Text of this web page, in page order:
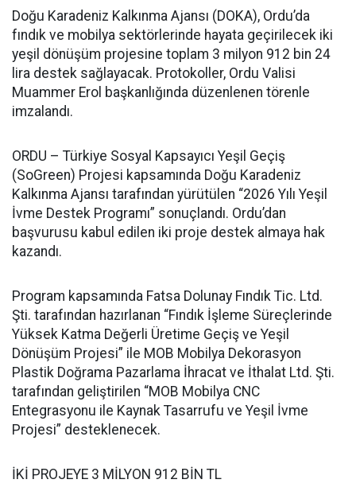
Doğu Karadeniz Kalkınma Ajansı (DOKA), Ordu’da
fındık ve mobilya sektörlerinde hayata geçirilecek iki
yeşil dönüşüm projesine toplam 3 milyon 912 bin 24
lira destek sağlayacak. Protokoller, Ordu Valisi
Muammer Erol başkanlığında düzenlenen törenle
imzalandı.
ORDU – Türkiye Sosyal Kapsayıcı Yeşil Geçiş
(SoGreen) Projesi kapsamında Doğu Karadeniz
Kalkınma Ajansı tarafından yürütülen “2026 Yılı Yeşil
İvme Destek Programı” sonuçlandı. Ordu’dan
başvurusu kabul edilen iki proje destek almaya hak
kazandı.
Program kapsamında Fatsa Dolunay Fındık Tic. Ltd.
Şti. tarafından hazırlanan “Fındık İşleme Süreçlerinde
Yüksek Katma Değerli Üretime Geçiş ve Yeşil
Dönüşüm Projesi” ile MOB Mobilya Dekorasyon
Plastik Doğrama Pazarlama İhracat ve İthalat Ltd. Şti.
tarafından geliştirilen “MOB Mobilya CNC
Entegrasyonu ile Kaynak Tasarrufu ve Yeşil İvme
Projesi” desteklenecek.
İKİ PROJEYE 3 MİLYON 912 BİN TL